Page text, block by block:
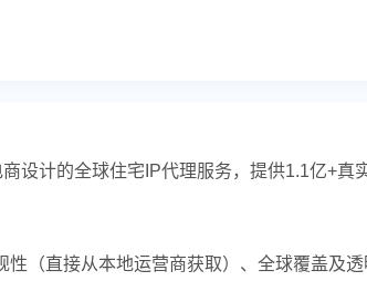
设计的全球住宅IP代理服务，提供1.1亿+真
（直接从本地运营商获取）、全球覆盖及透